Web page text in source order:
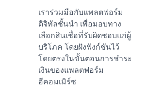
เราร่วมมือกับแพลตฟอร์ม
ดิจิทัลชั้นนำ เพื่อมอบทาง
เลือกสินเชื่อที่รับผิดชอบแก่ผู้
บริโภค โดยฝังฟังก์ชันไว้
โดยตรงในขั้นตอนการชำระ
เงินของแพลตฟอร์ม
อีคอมเมิร์ซ